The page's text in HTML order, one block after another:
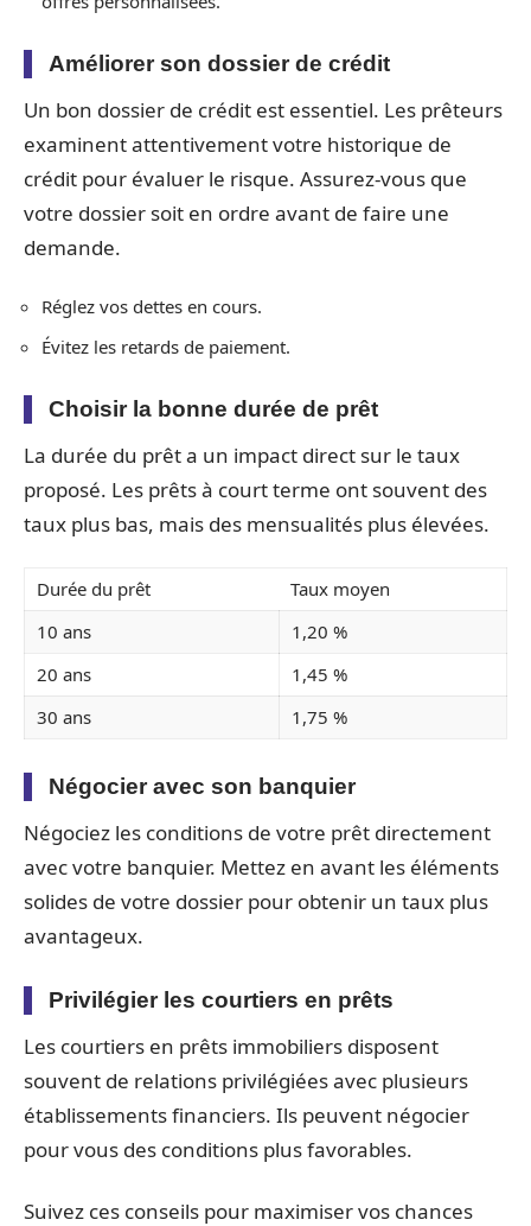
Améliorer son dossier de crédit
Un bon dossier de crédit est essentiel. Les prêteurs
examinent attentivement votre historique de
crédit pour évaluer le risque. Assurez-vous que
votre dossier soit en ordre avant de faire une
demande.
Réglez vos dettes en cours.
Évitez les retards de paiement.
Choisir la bonne durée de prêt
La durée du prêt a un impact direct sur le taux
proposé. Les prêts à court terme ont souvent des
taux plus bas, mais des mensualités plus élevées.
Durée du prêt
Taux moyen
10 ans
1,20 %
20 ans
1,45 %
30 ans
1,75 %
Négocier avec son banquier
Négociez les conditions de votre prêt directement
avec votre banquier. Mettez en avant les éléments
solides de votre dossier pour obtenir un taux plus
avantageux.
Privilégier les courtiers en prêts
Les courtiers en prêts immobiliers disposent
souvent de relations privilégiées avec plusieurs
établissements financiers. Ils peuvent négocier
pour vous des conditions plus favorables.
Suivez ces conseils pour maximiser vos chances